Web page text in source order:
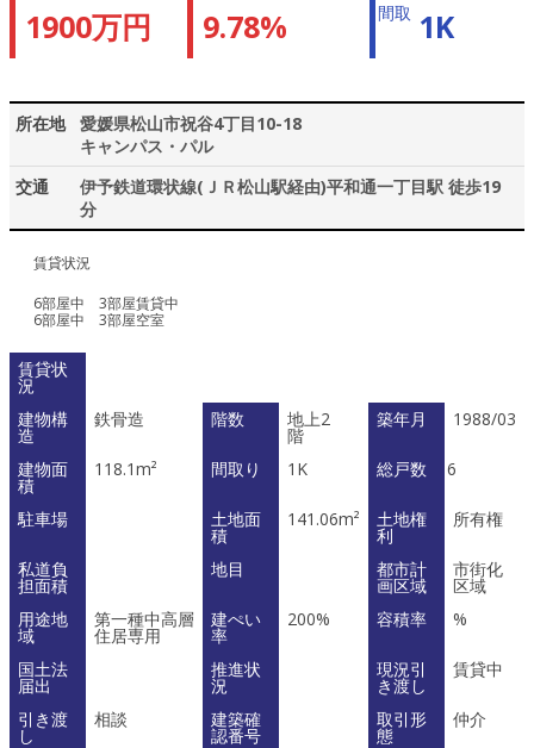
1900万円 9.78% 間取 1K
所在地
愛媛県松山市祝谷4丁目10-18
キャンパス・パル
交通
伊予鉄道環状線(ＪＲ松山駅経由)平和通一丁目駅 徒歩19
分
賃貸状況
6部屋中 3部屋賃貸中
6部屋中 3部屋空室
賃貸状
況
建物構
造
鉄骨造 階数 地上2
階
築年月 1988/03
建物面
積
118.1m² 間取り 1K 総戸数 6
駐車場 土地面
積
141.06m² 土地権
利
所有権
私道負
担面積
地目 都市計
画区域
市街化
区域
用途地
域
第一種中高層
住居専用
建ぺい
率
200% 容積率 %
国土法
届出
推進状
況
現況引
き渡し
賃貸中
引き渡
し
相談 建築確
認番号
取引形
態
仲介